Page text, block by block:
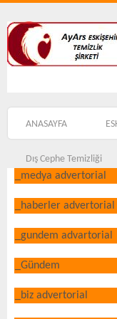
ANASAYFA
Dış Cephe Temizliği
_medya advertorial
_haberler advertorial
_gundem advartorial
_Gündem
_biz advertorial